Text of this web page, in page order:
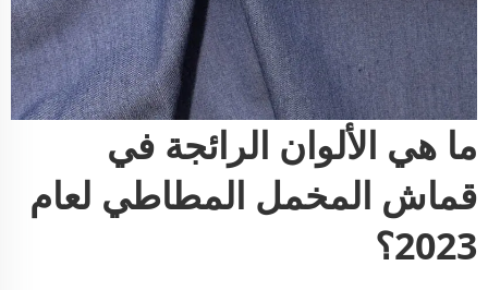
ما هي الألوان الرائجة في
قماش المخمل المطاطي لعام
2023؟